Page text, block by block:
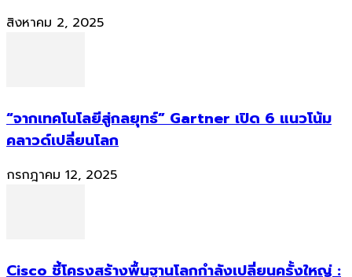
สิงหาคม 2, 2025
“จากเทคโนโลยีสู่กลยุทธ์” Gartner เปิด 6 แนวโน้ม
คลาวด์เปลี่ยนโลก
กรกฎาคม 12, 2025
Cisco ชี้โครงสร้างพื้นฐานโลกกำลังเปลี่ยนครั้งใหญ่ :